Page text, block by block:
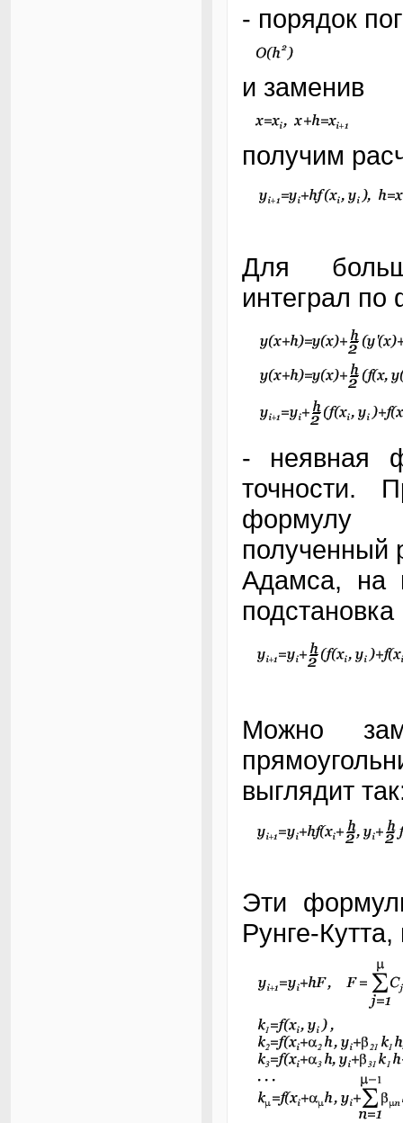
- порядок
и заменив
получим
Для
интеграл
- неявная
точности.
формулу
полученный
Адамса, на
Можно
выглядит
Эти
Рунге-